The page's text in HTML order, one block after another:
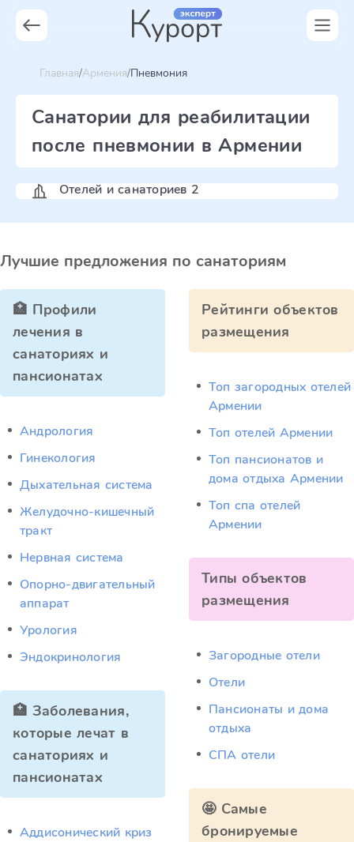
Главная Армения Пневмония
Санатории для реабилитации
после пневмонии в Армении
Отелей и санаториев 2
Лучшие предложения по санаториям
🏥 Профили
лечения в
санаториях и
пансионатах
Андрология
Гинекология
Дыхательная система
Желудочно-кишечный
тракт
Нервная система
Опорно-двигательный
аппарат
Урология
Эндокринология
🏥 Заболевания,
которые лечат в
санаториях и
пансионатах
Аддисонический криз
Рейтинги объектов
размещения
Топ загородных отелей
Армении
Топ отелей Армении
Топ пансионатов и
дома отдыха Армении
Топ спа отелей
Армении
Типы объектов
размещения
Загородные отели
Отели
Пансионаты и дома
отдыха
СПА отели
🤩 Самые
бронируемые